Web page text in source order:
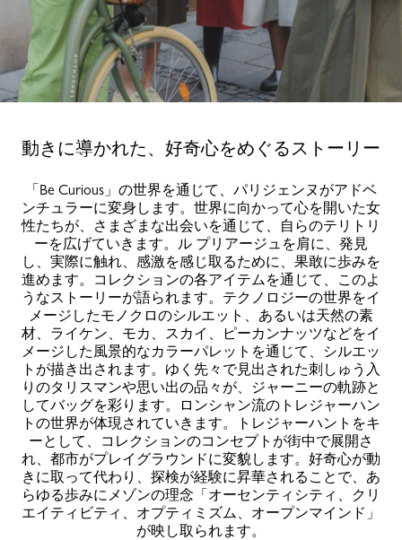
動きに導かれた、好奇心をめぐるストーリー
「Be Curious」の世界を通じて、パリジェンヌがアドベ
ンチュラーに変身します。世界に向かって心を開いた女
性たちが、さまざまな出会いを通じて、自らのテリトリ
ーを広げていきます。ル プリアージュを肩に、発見
し、実際に触れ、感激を感じ取るために、果敢に歩みを
進めます。コレクションの各アイテムを通じて、このよ
うなストーリーが語られます。テクノロジーの世界をイ
メージしたモノクロのシルエット、あるいは天然の素
材、ライケン、モカ、スカイ、ピーカンナッツなどをイ
メージした風景的なカラーパレットを通じて、シルエッ
トが描き出されます。ゆく先々で見出された刺しゅう入
りのタリスマンや思い出の品々が、ジャーニーの軌跡と
してバッグを彩ります。ロンシャン流のトレジャーハン
トの世界が体現されていきます。トレジャーハントをキ
ーとして、コレクションのコンセプトが街中で展開さ
れ、都市がプレイグラウンドに変貌します。好奇心が動
きに取って代わり、探検が経験に昇華されることで、あ
らゆる歩みにメゾンの理念「オーセンティシティ、クリ
エイティビティ、オプティミズム、オープンマインド」
が映し取られます。